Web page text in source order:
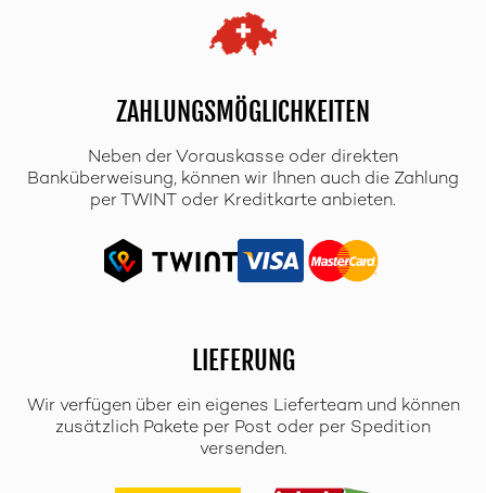
ZAHLUNGSMÖGLICHKEITEN
Neben der Vorauskasse oder direkten
Banküberweisung, können wir Ihnen auch die Zahlung
per TWINT oder Kreditkarte anbieten.
LIEFERUNG
Wir verfügen über ein eigenes Lieferteam und können
zusätzlich Pakete per Post oder per Spedition
versenden.